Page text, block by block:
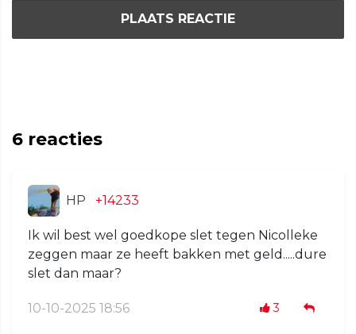
PLAATS REACTIE
6 reacties
HP +14233
Ik wil best wel goedkope slet tegen Nicolleke
zeggen maar ze heeft bakken met geld.....dure
slet dan maar?
10-10-2025 18:56 3